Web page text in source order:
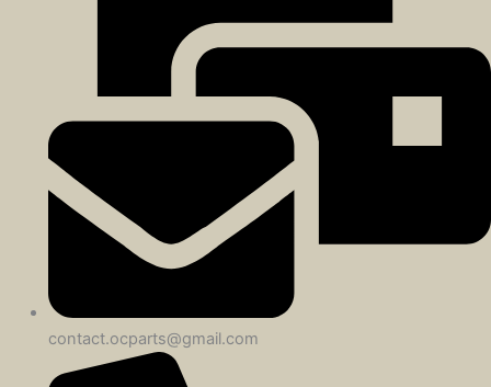
contact.ocparts@gmail.com